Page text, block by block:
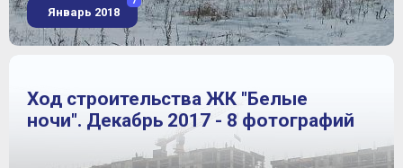
Январь 2018
Ход строительства ЖК "Белые
ночи". Декабрь 2017 - 8 фотографий